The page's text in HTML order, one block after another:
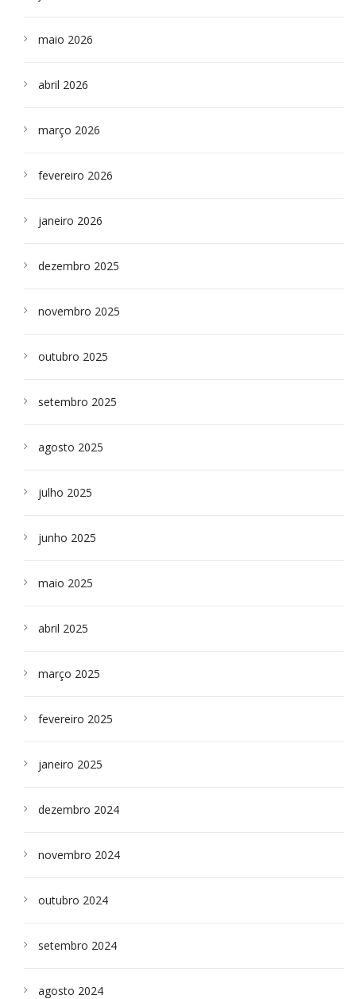
maio 2026
abril 2026
março 2026
fevereiro 2026
janeiro 2026
dezembro 2025
novembro 2025
outubro 2025
setembro 2025
agosto 2025
julho 2025
junho 2025
maio 2025
abril 2025
março 2025
fevereiro 2025
janeiro 2025
dezembro 2024
novembro 2024
outubro 2024
setembro 2024
agosto 2024